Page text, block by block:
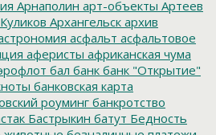
Арнаполин арт-объекты Артеев
Архангельск архив
асфальт асфальтовое
аферисты африканская чума
бал банк банк "Открытие"
банковская карта
роуминг банкротство
Бастрыкин батут Бедность